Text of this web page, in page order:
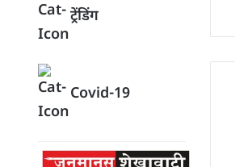
ट्रेंडिंग
Covid-19